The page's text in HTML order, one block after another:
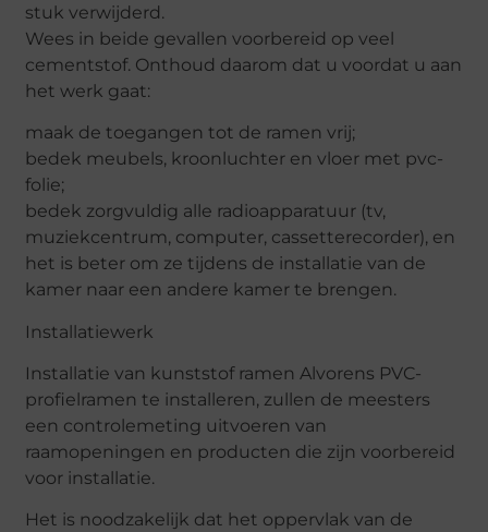
stuk verwijderd.
Wees in beide gevallen voorbereid op veel
cementstof. Onthoud daarom dat u voordat u aan
het werk gaat:
maak de toegangen tot de ramen vrij;
bedek meubels, kroonluchter en vloer met pvc-
folie;
bedek zorgvuldig alle radioapparatuur (tv,
muziekcentrum, computer, cassetterecorder), en
het is beter om ze tijdens de installatie van de
kamer naar een andere kamer te brengen.
Installatiewerk
Installatie van kunststof ramen Alvorens PVC-
profielramen te installeren, zullen de meesters
een controlemeting uitvoeren van
raamopeningen en producten die zijn voorbereid
voor installatie.
Het is noodzakelijk dat het oppervlak van de